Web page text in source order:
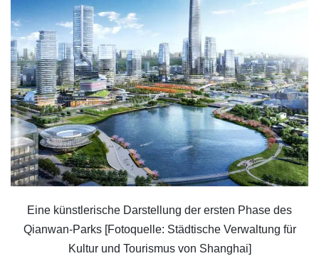
Eine künstlerische Darstellung der ersten Phase des
Qianwan-Parks [Fotoquelle: Städtische Verwaltung für
Kultur und Tourismus von Shanghai]